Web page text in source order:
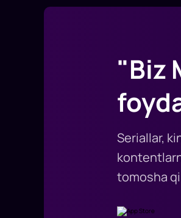
"Biz
Seriallar,
tomosha